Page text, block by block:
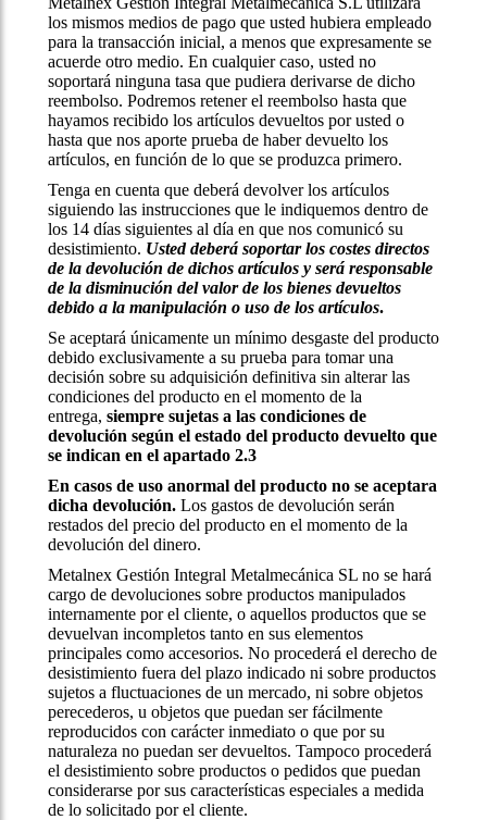
los mismos medios de pago que usted hubiera empleado
para la transacción inicial, a menos que expresamente se
acuerde otro medio. En cualquier caso, usted no
soportará ninguna tasa que pudiera derivarse de dicho
reembolso. Podremos retener el reembolso hasta que
hayamos recibido los artículos devueltos por usted o
hasta que nos aporte prueba de haber devuelto los
artículos, en función de lo que se produzca primero.
Tenga en cuenta que deberá devolver los artículos
siguiendo las instrucciones que le indiquemos dentro de
los 14 días siguientes al día en que nos comunicó su
desistimiento. Usted deberá soportar los costes directos
de la devolución de dichos artículos y será responsable
de la disminución del valor de los bienes devueltos
debido a la manipulación o uso de los artículos.
Se aceptará únicamente un mínimo desgaste del producto
debido exclusivamente a su prueba para tomar una
decisión sobre su adquisición definitiva sin alterar las
condiciones del producto en el momento de la
entrega, siempre sujetas a las condiciones de
devolución según el estado del producto devuelto que
se indican en el apartado 2.3
En casos de uso anormal del producto no se aceptara
dicha devolución. Los gastos de devolución serán
restados del precio del producto en el momento de la
devolución del dinero.
Metalnex Gestión Integral Metalmecánica SL no se hará
cargo de devoluciones sobre productos manipulados
internamente por el cliente, o aquellos productos que se
devuelvan incompletos tanto en sus elementos
principales como accesorios. No procederá el derecho de
desistimiento fuera del plazo indicado ni sobre productos
sujetos a fluctuaciones de un mercado, ni sobre objetos
perecederos, u objetos que puedan ser fácilmente
reproducidos con carácter inmediato o que por su
naturaleza no puedan ser devueltos. Tampoco procederá
el desistimiento sobre productos o pedidos que puedan
considerarse por sus características especiales a medida
de lo solicitado por el cliente.